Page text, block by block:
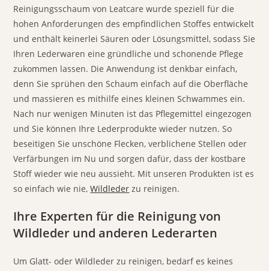
Reinigungsschaum von Leatcare wurde speziell für die
hohen Anforderungen des empfindlichen Stoffes entwickelt
und enthält keinerlei Säuren oder Lösungsmittel, sodass Sie
Ihren Lederwaren eine gründliche und schonende Pflege
zukommen lassen. Die Anwendung ist denkbar einfach,
denn Sie sprühen den Schaum einfach auf die Oberfläche
und massieren es mithilfe eines kleinen Schwammes ein.
Nach nur wenigen Minuten ist das Pflegemittel eingezogen
und Sie können Ihre Lederprodukte wieder nutzen. So
beseitigen Sie unschöne Flecken, verblichene Stellen oder
Verfärbungen im Nu und sorgen dafür, dass der kostbare
Stoff wieder wie neu aussieht. Mit unseren Produkten ist es
so einfach wie nie,Wildleder zu reinigen.
Ihre Experten für die Reinigung von
Wildleder und anderen Lederarten
Um Glatt- oder Wildleder zu reinigen, bedarf es keines